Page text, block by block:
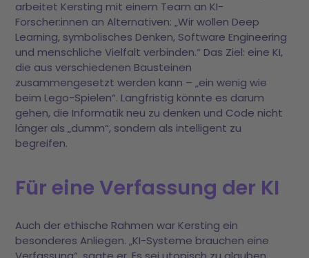
arbeitet Kersting mit einem Team an KI-
Forscher:innen an Alternativen: „Wir wollen Deep
Learning, symbolisches Denken, Software Engineering
und menschliche Vielfalt verbinden.“ Das Ziel: eine KI,
die aus verschiedenen Bausteinen
zusammengesetzt werden kann – „ein wenig wie
beim Lego-Spielen“. Langfristig könnte es darum
gehen, die Informatik neu zu denken und Code nicht
länger als „dumm“, sondern als intelligent zu
begreifen.
Für eine Verfassung der KI
Auch der ethische Rahmen war Kersting ein
besonderes Anliegen. „KI-Systeme brauchen eine